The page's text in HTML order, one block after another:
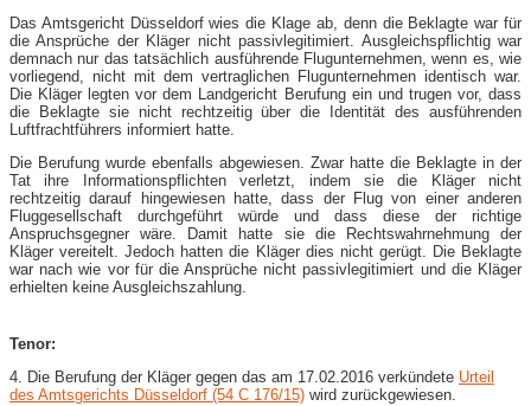
Das Amtsgericht Düsseldorf wies die Klage ab, denn die Beklagte war für
die Ansprüche der Kläger nicht passivlegitimiert. Ausgleichspflichtig war
demnach nur das tatsächlich ausführende Flugunternehmen, wenn es, wie
vorliegend, nicht mit dem vertraglichen Flugunternehmen identisch war.
Die Kläger legten vor dem Landgericht Berufung ein und trugen vor, dass
die Beklagte sie nicht rechtzeitig über die Identität des ausführenden
Luftfrachtführers informiert hatte.
Die Berufung wurde ebenfalls abgewiesen. Zwar hatte die Beklagte in der
Tat ihre Informationspflichten verletzt, indem sie die Kläger nicht
rechtzeitig darauf hingewiesen hatte, dass der Flug von einer anderen
Fluggesellschaft durchgeführt würde und dass diese der richtige
Anspruchsgegner wäre. Damit hatte sie die Rechtswahrnehmung der
Kläger vereitelt. Jedoch hatten die Kläger dies nicht gerügt. Die Beklagte
war nach wie vor für die Ansprüche nicht passivlegitimiert und die Kläger
erhielten keine Ausgleichszahlung.
Tenor:
4. Die Berufung der Kläger gegen das am 17.02.2016 verkündete Urteil
des Amtsgerichts Düsseldorf (54 C 176/15) wird zurückgewiesen.